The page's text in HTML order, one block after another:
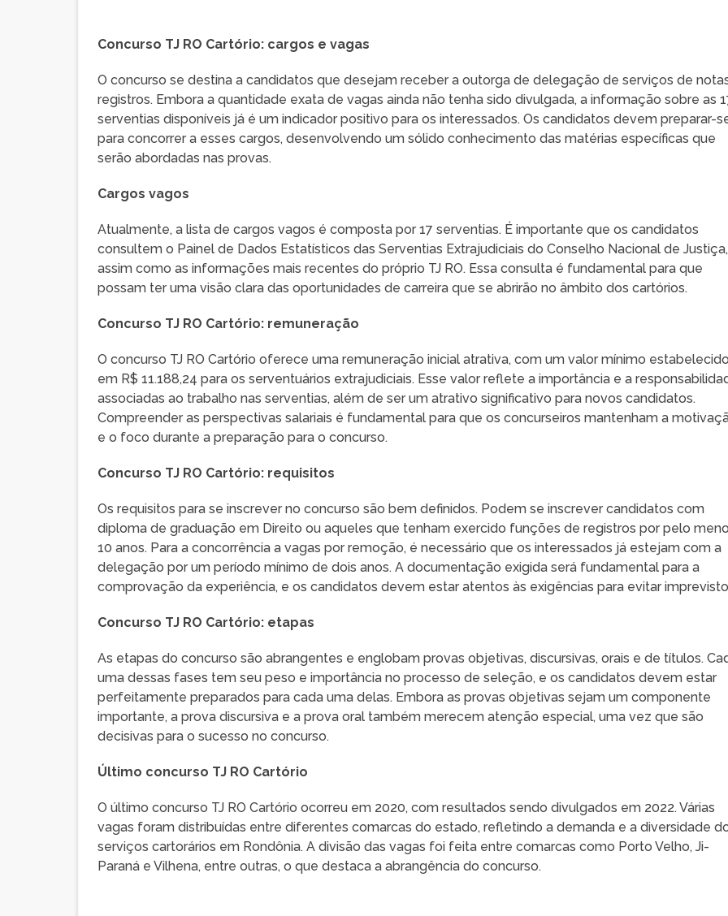
Concurso TJ RO Cartório: cargos e vagas
O concurso se destina a candidatos que desejam receber a outorga de delegação de serviços de
registros. Embora a quantidade exata de vagas ainda não tenha sido divulgada, a informação sobre as
serventias disponíveis já é um indicador positivo para os interessados. Os candidatos devem preparar-
para concorrer a esses cargos, desenvolvendo um sólido conhecimento das matérias específicas que
serão abordadas nas provas.
Cargos vagos
Atualmente, a lista de cargos vagos é composta por 17 serventias. É importante que os candidatos
consultem o Painel de Dados Estatísticos das Serventias Extrajudiciais do Conselho Nacional de Justiça,
assim como as informações mais recentes do próprio TJ RO. Essa consulta é fundamental para que
possam ter uma visão clara das oportunidades de carreira que se abrirão no âmbito dos cartórios.
Concurso TJ RO Cartório: remuneração
O concurso TJ RO Cartório oferece uma remuneração inicial atrativa, com um valor mínimo
em R$ 11.188,24 para os serventuários extrajudiciais. Esse valor reflete a importância e a
associadas ao trabalho nas serventias, além de ser um atrativo significativo para novos candidatos.
Compreender as perspectivas salariais é fundamental para que os concurseiros mantenham a
e o foco durante a preparação para o concurso.
Concurso TJ RO Cartório: requisitos
Os requisitos para se inscrever no concurso são bem definidos. Podem se inscrever candidatos com
diploma de graduação em Direito ou aqueles que tenham exercido funções de registros por pelo
10 anos. Para a concorrência a vagas por remoção, é necessário que os interessados já estejam com a
delegação por um período mínimo de dois anos. A documentação exigida será fundamental para a
comprovação da experiência, e os candidatos devem estar atentos às exigências para evitar
Concurso TJ RO Cartório: etapas
As etapas do concurso são abrangentes e englobam provas objetivas, discursivas, orais e de títulos.
uma dessas fases tem seu peso e importância no processo de seleção, e os candidatos devem estar
perfeitamente preparados para cada uma delas. Embora as provas objetivas sejam um componente
importante, a prova discursiva e a prova oral também merecem atenção especial, uma vez que são
decisivas para o sucesso no concurso.
Último concurso TJ RO Cartório
O último concurso TJ RO Cartório ocorreu em 2020, com resultados sendo divulgados em 2022. Várias
vagas foram distribuídas entre diferentes comarcas do estado, refletindo a demanda e a diversidade
serviços cartorários em Rondônia. A divisão das vagas foi feita entre comarcas como Porto Velho, Ji-
Paraná e Vilhena, entre outras, o que destaca a abrangência do concurso.